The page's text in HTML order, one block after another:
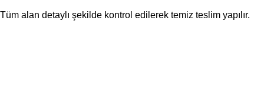
Tüm alan detaylı şekilde kontrol edilerek temiz teslim yapılır.